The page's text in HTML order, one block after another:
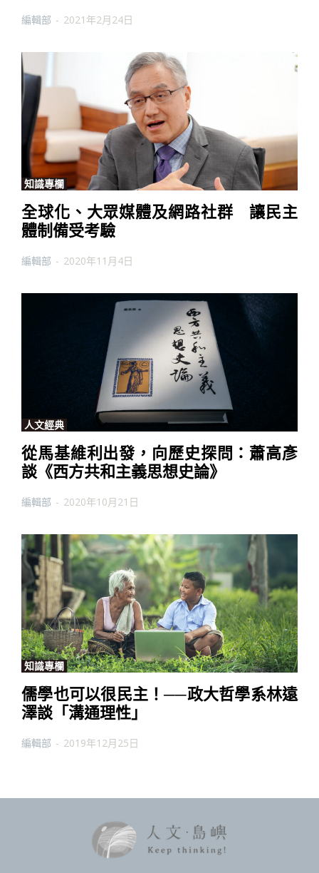
編輯部 - 2021年2月24日
知識專欄
全球化、大眾媒體及網路社群 讓民主
體制備受考驗
編輯部 - 2020年11月4日
人文經典
從馬基維利出發，向歷史探問：蕭高彥
談《西方共和主義思想史論》
編輯部 - 2020年10月21日
知識專欄
儒學也可以很民主！──政大哲學系林遠
澤談「溝通理性」
編輯部 - 2019年12月25日